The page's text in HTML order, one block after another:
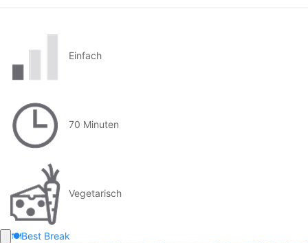
Einfach
70 Minuten
Vegetarisch
🍽️Best Break